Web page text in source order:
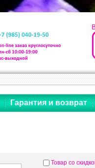
Гарантия и возврат
Товар со